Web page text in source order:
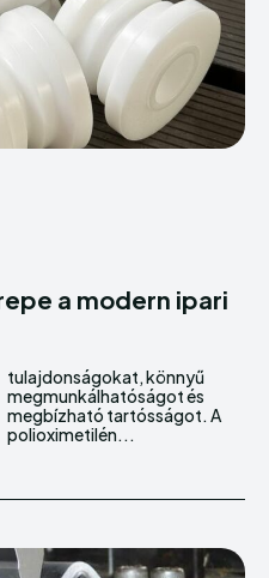
a modern ipari
polioximetilén...